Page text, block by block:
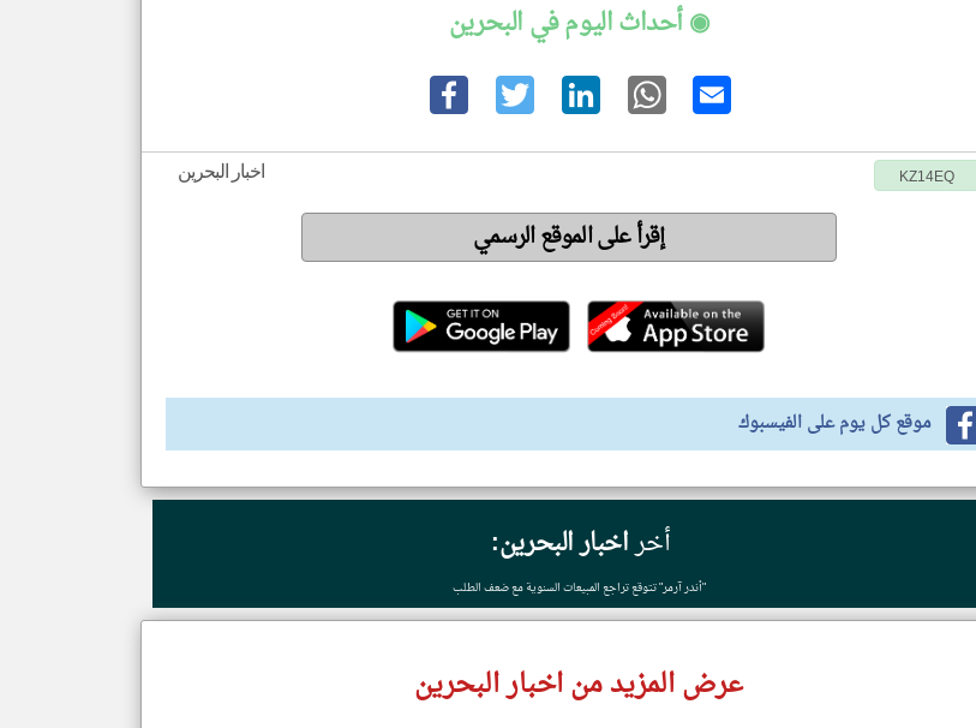
◉ أحداث اليوم في البحرين
اخبار البحرين KZ14EQ
إقرأ على الموقع الرسمي
موقع كل يوم على الفيسبوك
أخراخبار البحرين:
"أندر آرمر" تتوقع تراجع المبيعات السنوية مع ضعف الطلب
عرض المزيد من اخبار البحرين